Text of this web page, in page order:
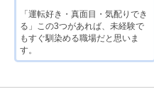
「運転好き・真面目・気配りでき
る」この3つがあれば、未経験で
もすぐ馴染める職場だと思いま
す。